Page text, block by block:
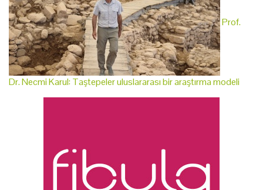
Prof.
Dr. Necmi Karul: Taştepeler uluslararası bir araştırma modeli